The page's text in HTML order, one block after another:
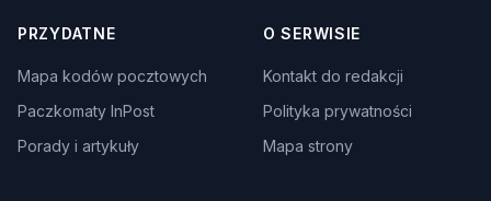
PRZYDATNE
Mapa kodów pocztowych
Paczkomaty InPost
Porady i artykuły
O SERWISIE
Kontakt do redakcji
Polityka prywatności
Mapa strony